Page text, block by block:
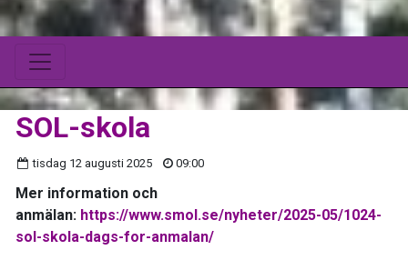
SOL-skola
tisdag 12 augusti 2025 09:00
Mer information och
anmälan: https://www.smol.se/nyheter/2025-05/1024-
sol-skola-dags-for-anmalan/